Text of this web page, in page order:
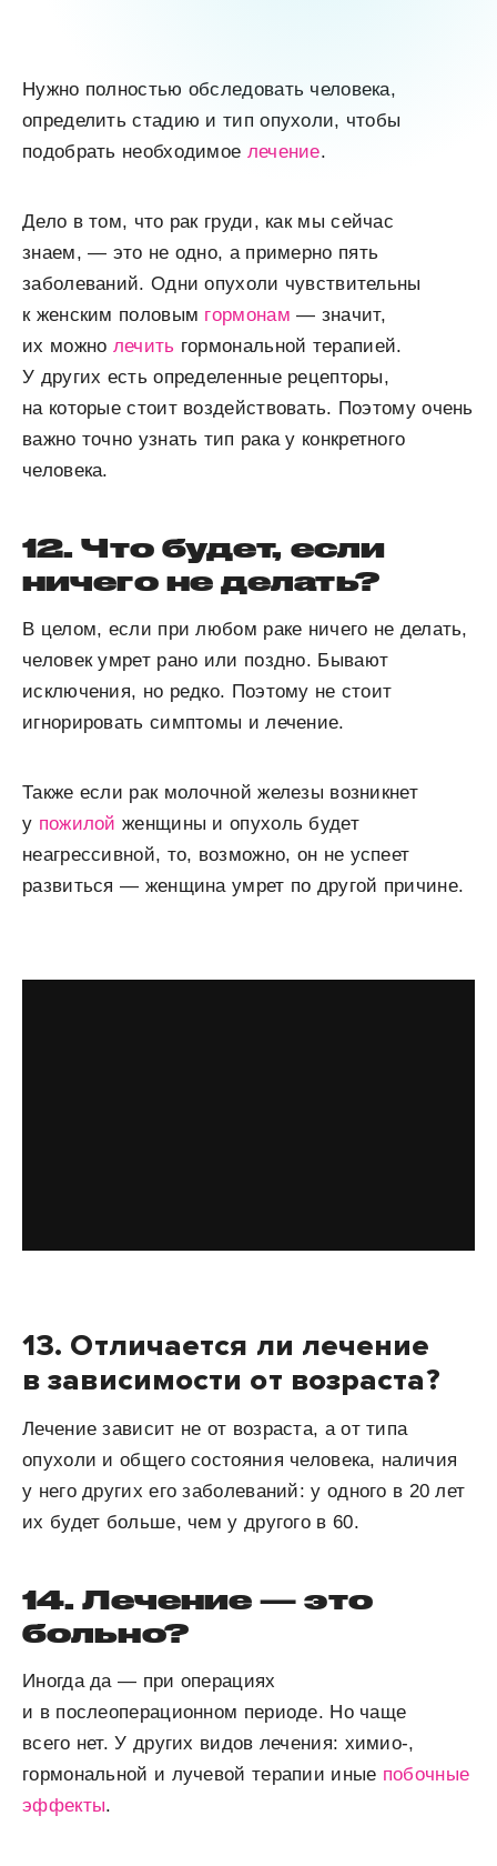
Нужно полностью обследовать человека,
определить стадию и тип опухоли, чтобы
подобрать необходимое лечение.
Дело в том, что рак груди, как мы сейчас
знаем, — это не одно, а примерно пять
заболеваний. Одни опухоли чувствительны
к женским половым гормонам — значит,
их можно лечить гормональной терапией.
У других есть определенные рецепторы,
на которые стоит воздействовать. Поэтому очень
важно точно узнать тип рака у конкретного
человека.
12. Что будет, если
ничего не делать?
В целом, если при любом раке ничего не делать,
человек умрет рано или поздно. Бывают
исключения, но редко. Поэтому не стоит
игнорировать симптомы и лечение.
Также если рак молочной железы возникнет
у пожилой женщины и опухоль будет
неагрессивной, то, возможно, он не успеет
развиться — женщина умрет по другой причине.
13. Отличается ли лечение
в зависимости от возраста?
Лечение зависит не от возраста, а от типа
опухоли и общего состояния человека, наличия
у него других его заболеваний: у одного в 20 лет
их будет больше, чем у другого в 60.
14. Лечение — это
больно?
Иногда да — при операциях
и в послеоперационном периоде. Но чаще
всего нет. У других видов лечения: химио-,
гормональной и лучевой терапии иные побочные
эффекты.